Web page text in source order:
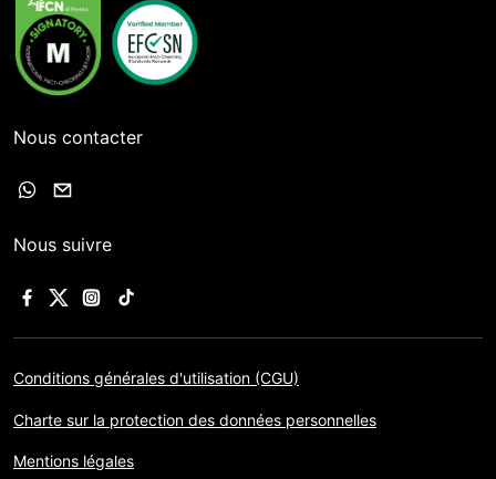
Nous contacter
Nous suivre
Conditions générales d'utilisation (CGU)
Charte sur la protection des données personnelles
Mentions légales